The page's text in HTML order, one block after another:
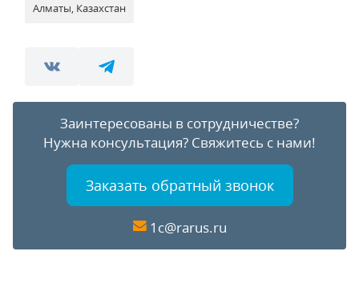
Алматы, Казахстан
Заинтересованы в сотрудничестве?
Нужна консультация? Свяжитесь с нами!
Заказать обратный звонок
1c@rarus.ru